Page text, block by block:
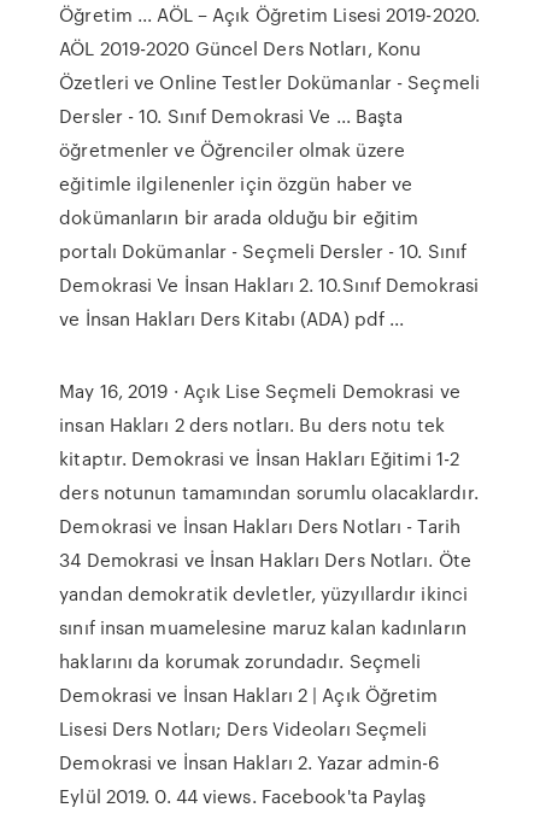
Öğretim ... AÖL – Açık Öğretim Lisesi 2019-2020.
AÖL 2019-2020 Güncel Ders Notları, Konu
Özetleri ve Online Testler Dokümanlar - Seçmeli
Dersler - 10. Sınıf Demokrasi Ve ... Başta
öğretmenler ve Öğrenciler olmak üzere
eğitimle ilgilenenler için özgün haber ve
dokümanların bir arada olduğu bir eğitim
portalı Dokümanlar - Seçmeli Dersler - 10. Sınıf
Demokrasi Ve İnsan Hakları 2. 10.Sınıf Demokrasi
ve İnsan Hakları Ders Kitabı (ADA) pdf ...
May 16, 2019 · Açık Lise Seçmeli Demokrasi ve
insan Hakları 2 ders notları. Bu ders notu tek
kitaptır. Demokrasi ve İnsan Hakları Eğitimi 1-2
ders notunun tamamından sorumlu olacaklardır.
Demokrasi ve İnsan Hakları Ders Notları - Tarih
34 Demokrasi ve İnsan Hakları Ders Notları. Öte
yandan demokratik devletler, yüzyıllardır ikinci
sınıf insan muamelesine maruz kalan kadınların
haklarını da korumak zorundadır. Seçmeli
Demokrasi ve İnsan Hakları 2 | Açık Öğretim
Lisesi Ders Notları; Ders Videoları Seçmeli
Demokrasi ve İnsan Hakları 2. Yazar admin-6
Eylül 2019. 0. 44 views. Facebook'ta Paylaş